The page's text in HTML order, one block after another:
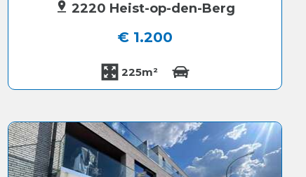
2220 Heist-op-den-Berg
€ 1.200
225m²